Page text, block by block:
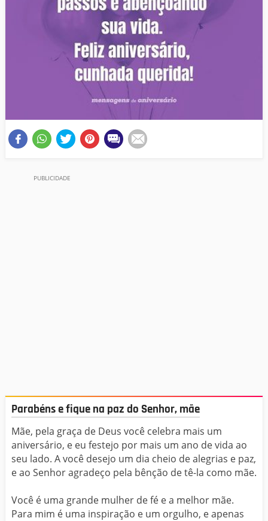
Parabéns e fique na paz do Senhor, mãe
Mãe, pela graça de Deus você celebra mais um
aniversário, e eu festejo por mais um ano de vida ao
seu lado. A você desejo um dia cheio de alegrias e paz,
e ao Senhor agradeço pela bênção de tê-la como mãe.
Você é uma grande mulher de fé e a melhor mãe.
Para mim é uma inspiração e um orgulho, e apenas